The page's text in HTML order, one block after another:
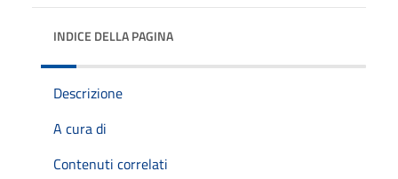
INDICE DELLA PAGINA
Descrizione
A cura di
Contenuti correlati